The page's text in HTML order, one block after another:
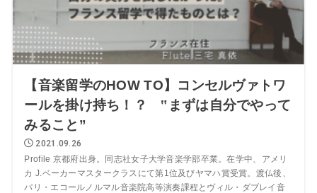
【音楽留学のHOW TO】コンセルヴァトワ
ールを掛け持ち！？ ‟まずは自分でやって
みること”
2021.09.26
Profile 京都府出身。同志社女子大学音楽学部卒業。在学中、アメリ
カ J.ベーカーマスタークラスにて第1位及びヤマハ賞受賞。渡仏後、
パリ・エコールノルマル音楽院高等演奏課程とヴィル・ダブレイ音